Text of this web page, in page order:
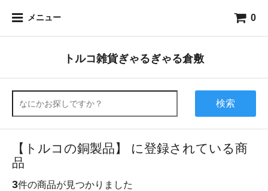
メニュー 0
トルコ雑貨ぎゃるぎゃる倉敷
検索
【トルコの銅製品】 に登録されている商
品
3件の商品が見つかりました